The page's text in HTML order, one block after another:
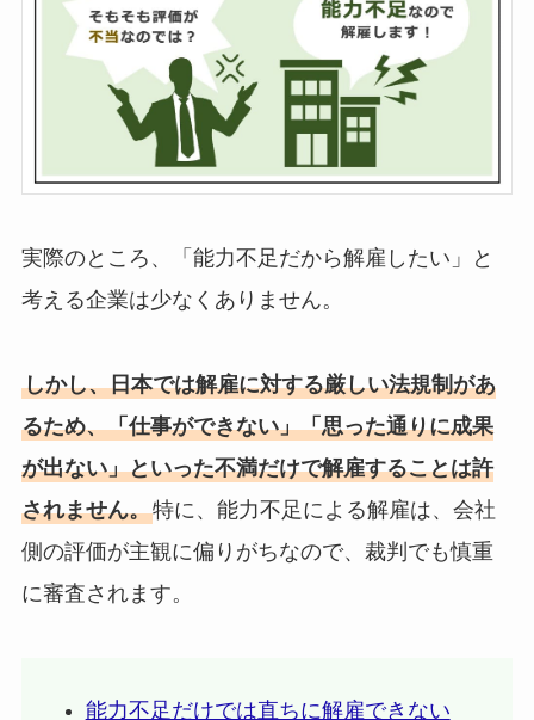
実際のところ、「能力不足だから解雇したい」と
考える企業は少なくありません。
しかし、日本では解雇に対する厳しい法規制があ
るため、「仕事ができない」「思った通りに成果
が出ない」といった不満だけで解雇することは許
されません。特に、能力不足による解雇は、会社
側の評価が主観に偏りがちなので、裁判でも慎重
に審査されます。
能力不足だけでは直ちに解雇できない